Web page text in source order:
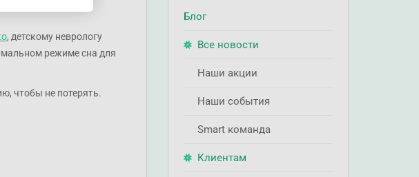
, детскому неврологу
режиме сна для
чтобы не потерять.
Блог
Все новости
Наши акции
Наши события
Smart команда
Клиентам